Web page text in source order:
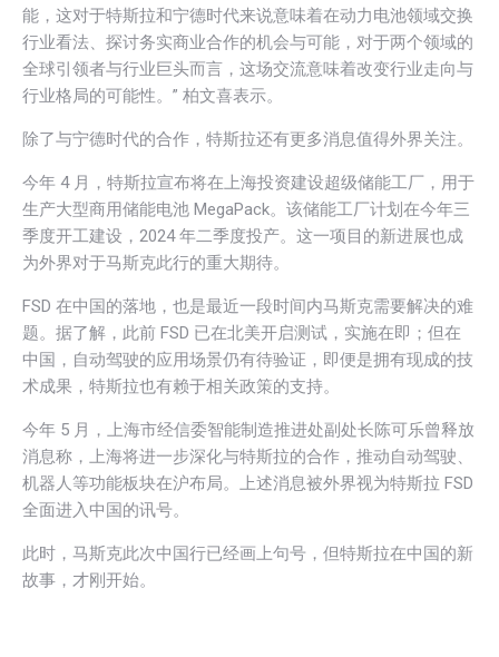
能，这对于特斯拉和宁德时代来说意味着在动力电池领域交换
行业看法、探讨务实商业合作的机会与可能，对于两个领域的
全球引领者与行业巨头而言，这场交流意味着改变行业走向与
行业格局的可能性。” 柏文喜表示。
除了与宁德时代的合作，特斯拉还有更多消息值得外界关注。
今年 4 月，特斯拉宣布将在上海投资建设超级储能工厂，用于
生产大型商用储能电池 MegaPack。该储能工厂计划在今年三
季度开工建设，2024 年二季度投产。这一项目的新进展也成
为外界对于马斯克此行的重大期待。
FSD 在中国的落地，也是最近一段时间内马斯克需要解决的难
题。据了解，此前 FSD 已在北美开启测试，实施在即；但在
中国，自动驾驶的应用场景仍有待验证，即便是拥有现成的技
术成果，特斯拉也有赖于相关政策的支持。
今年 5 月，上海市经信委智能制造推进处副处长陈可乐曾释放
消息称，上海将进一步深化与特斯拉的合作，推动自动驾驶、
机器人等功能板块在沪布局。上述消息被外界视为特斯拉 FSD
全面进入中国的讯号。
此时，马斯克此次中国行已经画上句号，但特斯拉在中国的新
故事，才刚开始。